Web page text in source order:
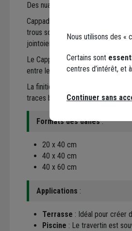
Des nuances de beige et de
Cappadoce Mix est une roche
trous sont la caractéristique
jointoiement.
Le Cappadoce Mix est une
entre les beige, les marron et les
La finition vieillie épaufre les
traces blanches.
Formats des dalles:
20 x 40 cm
40 x 40 cm
40 x 60 cm
Applications :
Terrasse : Idéal pour créer
Piscine : Le travertin est
Nous utilisons des «
Certains sont
centres d’intérêt, et
Continuer sans